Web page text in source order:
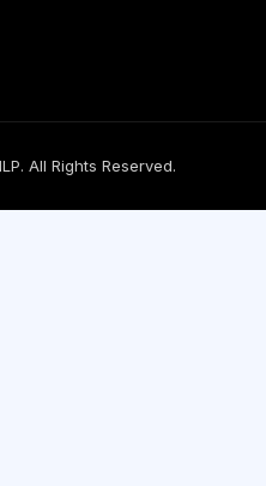
All Rights Reserved.